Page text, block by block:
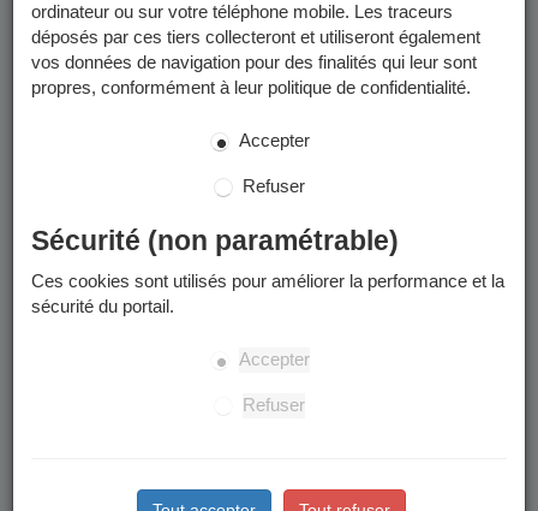
ordinateur ou sur votre téléphone mobile. Les traceurs
déposés par ces tiers collecteront et utiliseront également
vos données de navigation pour des finalités qui leur sont
propres, conformément à leur politique de confidentialité.
Accepter
Refuser
Sécurité (non paramétrable)
Ces cookies sont utilisés pour améliorer la performance et la
sécurité du portail.
Accepter
Refuser